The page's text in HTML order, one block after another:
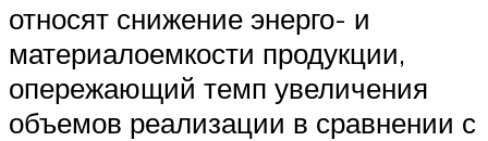
относят снижение энерго- и
материалоемкости продукции,
опережающий темп увеличения
объемов реализации в сравнении с